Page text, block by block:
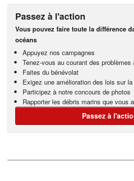
Passez à l'action
Vous pouvez faire toute la différence
océans
Appuyez nos campagnes
Tenez-vous au courant des
Faites du bénévolat
Exigez une amélioration des lois sur
Participez à notre concours de photos
Rapporter les débris marins que vous
Passez à